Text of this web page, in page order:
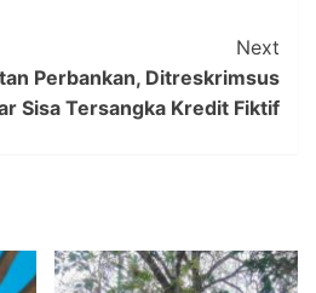
Next
Perbankan, Ditreskrimsus
Sisa Tersangka Kredit Fiktif